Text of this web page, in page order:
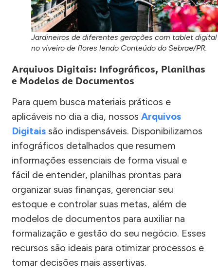
Jardineiros de diferentes gerações com tablet digital
no viveiro de flores lendo Conteúdo do Sebrae/PR.
Arquivos Digitais: Infográficos, Planilhas
e Modelos de Documentos
Para quem busca materiais práticos e
aplicáveis no dia a dia, nossos Arquivos
Digitais são indispensáveis. Disponibilizamos
infográficos detalhados que resumem
informações essenciais de forma visual e
fácil de entender, planilhas prontas para
organizar suas finanças, gerenciar seu
estoque e controlar suas metas, além de
modelos de documentos para auxiliar na
formalização e gestão do seu negócio. Esses
recursos são ideais para otimizar processos e
tomar decisões mais assertivas.